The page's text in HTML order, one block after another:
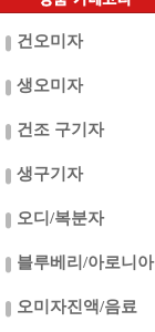
건오미자
생오미자
건조 구기자
생구기자
오디/복분자
블루베리/아로니아
오미자진액/음료